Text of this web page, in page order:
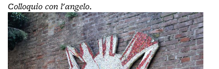
Colloquio con l'angelo.